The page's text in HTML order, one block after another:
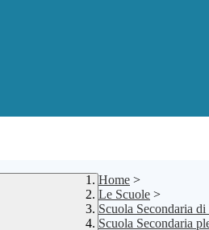
Home >
Le Scuole >
Scuola Secondaria
Scuola Secondaria